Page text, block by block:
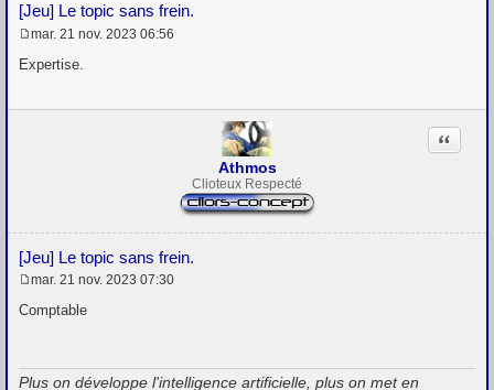
[Jeu] Le topic sans frein.
e
s
a
mar. 21 nov. 2023 06:56
Expertise.
Athmos
Clioteux Respecté
[Jeu] Le topic sans frein.
Citation
e
g
e
mar. 21 nov. 2023 07:30
Comptable
Plus on développe l'intelligence artificielle, plus on met en